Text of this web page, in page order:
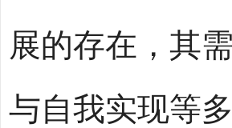
展的存在，其
与自我实现等